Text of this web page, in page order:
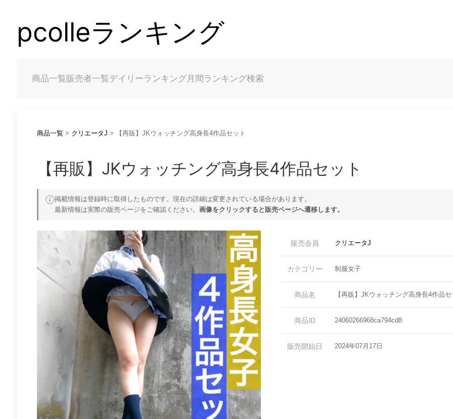
pcolleランキング
商品一覧販売者一覧デイリーランキング月間ランキング検索
商品一覧 > クリエータJ > 【再販】JKウォッチング高身長4作品セット
【再販】JKウォッチング高身長4作品セット
掲載情報は登録時に取得したものです。現在の詳細は変更されている場合があります。
最新情報は実際の販売ページをご確認ください。 画像をクリックすると販売ページへ遷移します。
販売会員 クリエータJ
カテゴリー 制服女子
商品名 【再販】JKウォッチング高身長4作品
商品ID 24060266968ca794cd8
販売開始日 2024年07月17日